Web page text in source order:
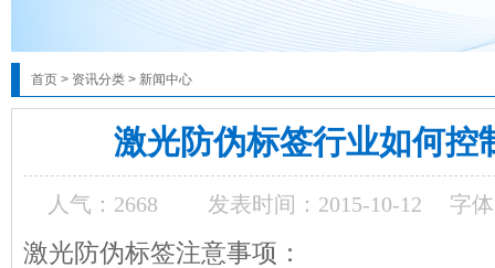
首页 > 资讯分类 > 新闻中心
激光防伪标签行业如何控
人气： 2668 发表时间：2015-10-12 字
激光防伪标签注意事项：